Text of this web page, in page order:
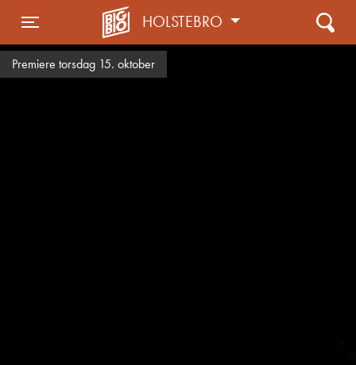
Toggle navigation
HOLSTEBRO
Premiere torsdag 15. oktober